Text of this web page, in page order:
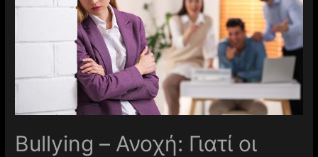
Βullying – Ανοχή: Γιατί οι